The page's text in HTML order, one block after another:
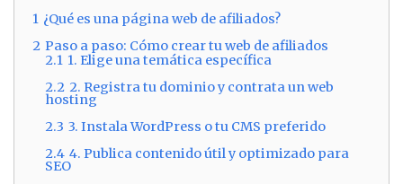
1 ¿Qué es una página web de afiliados?
2 Paso a paso: Cómo crear tu web de afiliados
2.1 1. Elige una temática específica
2.2 2. Registra tu dominio y contrata un web
hosting
2.3 3. Instala WordPress o tu CMS preferido
2.4 4. Publica contenido útil y optimizado para
SEO